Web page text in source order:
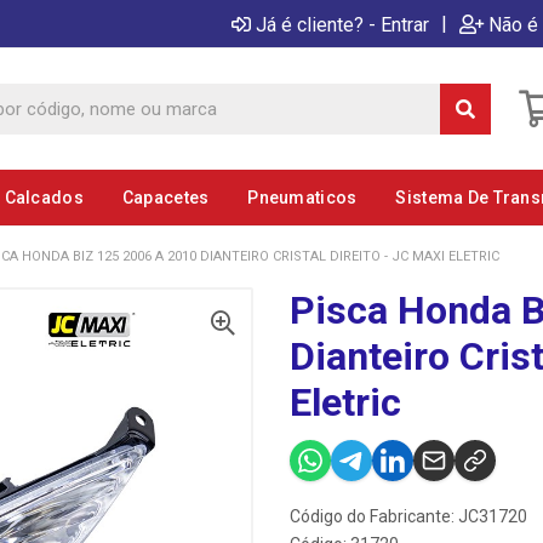
Já é cliente? - Entrar | Não
Calcados Capacetes Pneumaticos Sistema De
HONDA BIZ 125 2006 A 2010 DIANTEIRO CRISTAL DIREITO - JC MAXI ELETRIC
Pisca Honda
Dianteiro
Eletric
Código do Fabricante: JC31720